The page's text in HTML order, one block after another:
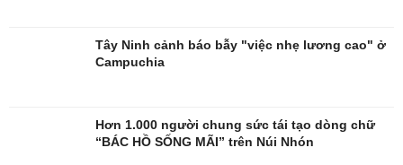
Tây Ninh cảnh báo bẫy "việc nhẹ lương cao" ở
Campuchia
Hơn 1.000 người chung sức tái tạo dòng chữ
“BÁC HỒ SỐNG MÃI” trên Núi Nhón